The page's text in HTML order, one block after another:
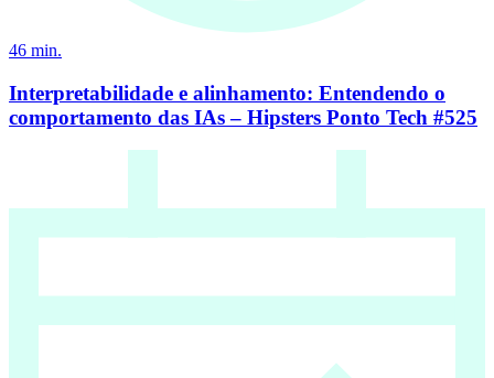
46 min.
Interpretabilidade e alinhamento: Entendendo o
comportamento das IAs – Hipsters Ponto Tech #525